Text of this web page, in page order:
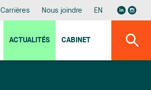
Carrières Nous joindre EN
ACTUALITÉS CABINET